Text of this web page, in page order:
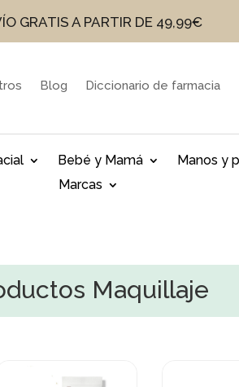
GRATIS A PARTIR DE 49,99€
Blog Diccionario de farmacia
Bebé y Mamá Manos y
Marcas
Maquillaje